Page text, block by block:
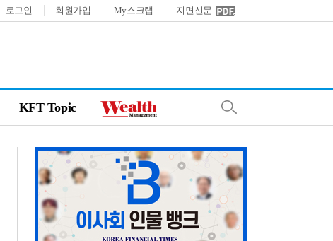
로그인 회원가입 My스크랩 지면신문
KFT Topic